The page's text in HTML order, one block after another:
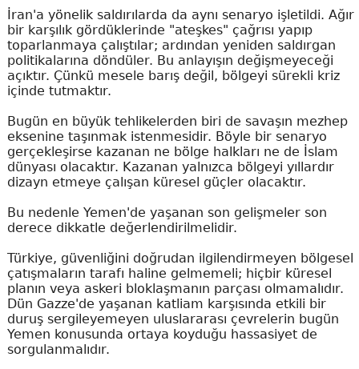
İran'a yönelik saldırılarda da aynı senaryo işletildi. Ağır
bir karşılık gördüklerinde "ateşkes" çağrısı yapıp
toparlanmaya çalıştılar; ardından yeniden saldırgan
politikalarına döndüler. Bu anlayışın değişmeyeceği
açıktır. Çünkü mesele barış değil, bölgeyi sürekli kriz
içinde tutmaktır.
Bugün en büyük tehlikelerden biri de savaşın mezhep
eksenine taşınmak istenmesidir. Böyle bir senaryo
gerçekleşirse kazanan ne bölge halkları ne de İslam
dünyası olacaktır. Kazanan yalnızca bölgeyi yıllardır
dizayn etmeye çalışan küresel güçler olacaktır.
Bu nedenle Yemen'de yaşanan son gelişmeler son
derece dikkatle değerlendirilmelidir.
Türkiye, güvenliğini doğrudan ilgilendirmeyen bölgesel
çatışmaların tarafı haline gelmemeli; hiçbir küresel
planın veya askeri bloklaşmanın parçası olmamalıdır.
Dün Gazze'de yaşanan katliam karşısında etkili bir
duruş sergileyemeyen uluslararası çevrelerin bugün
Yemen konusunda ortaya koyduğu hassasiyet de
sorgulanmalıdır.